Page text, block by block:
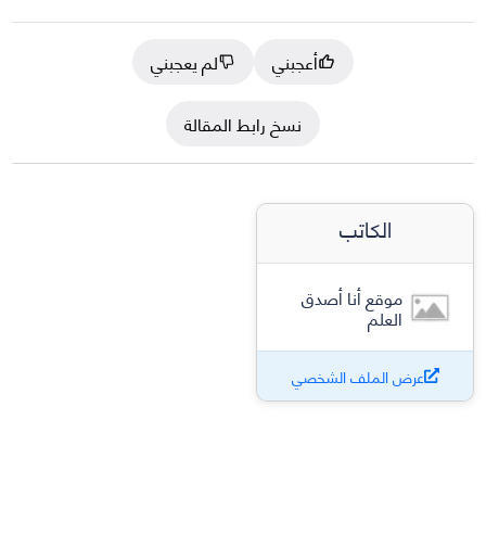
أعجبني
لم يعجبني
نسخ رابط المقالة
الكاتب
موقع أنا أصدق
العلم
عرض الملف الشخصي